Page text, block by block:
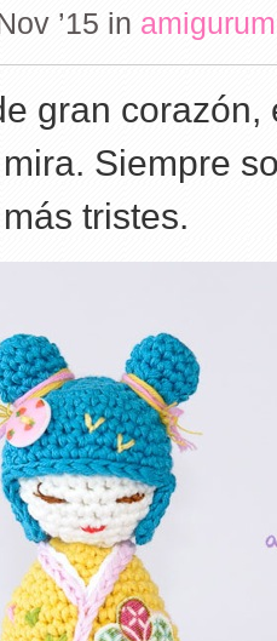
’15 in
gran
Siempre
tristes.